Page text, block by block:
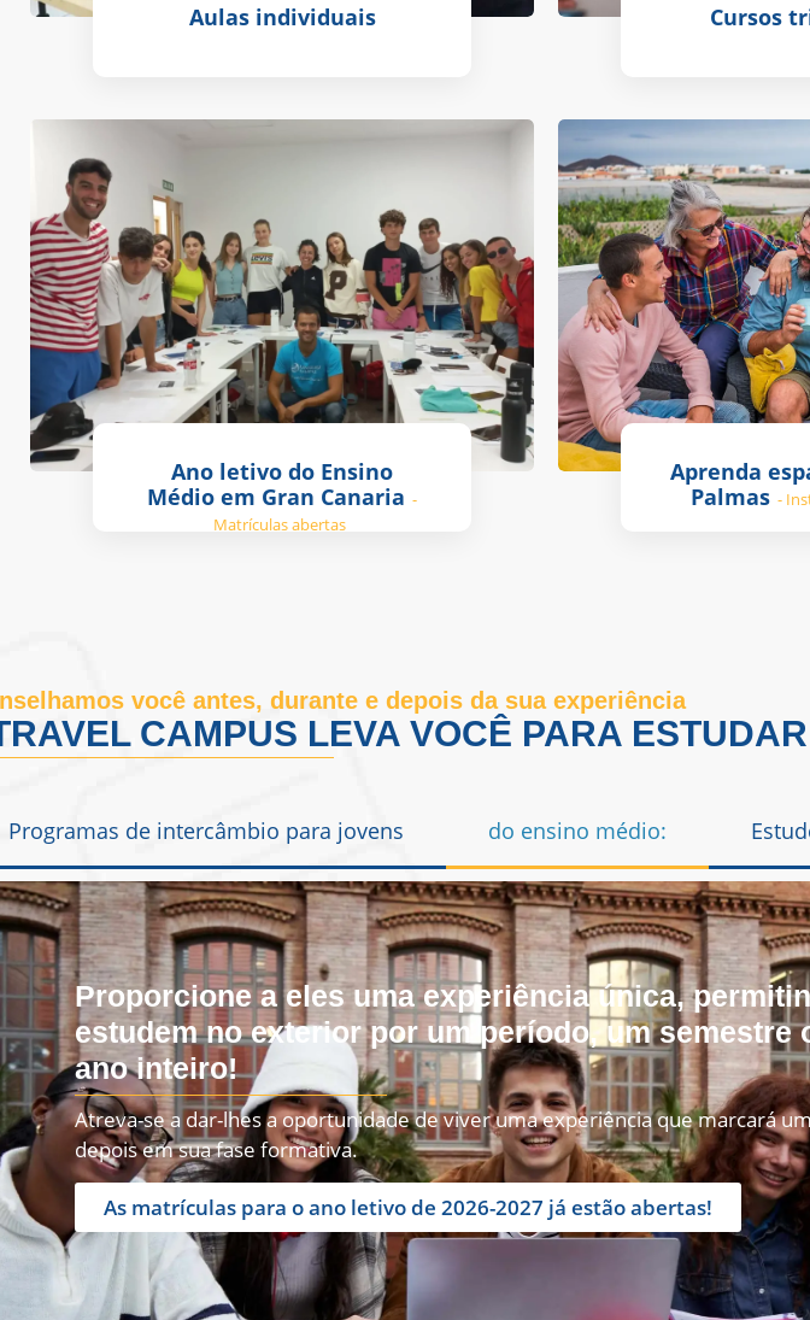
Aulas individuais Cursos
Ano letivo do Ensino
Médio em Gran Canaria -
Matrículas abertas
Aprenda
Palmas-
você antes, durante e depois da sua experiência
CAMPUS LEVA VOCÊ PARA
Programas de intercâmbio para jovens do ensino médio:
Proporcione a eles uma experiência única,
estudem no exterior por um período, um semestre
ano inteiro!
Atreva-se a dar-lhes a oportunidade de viver uma experiência que marcará
depois em sua fase formativa.
As matrículas para o ano letivo de 2026-2027 já estão abertas!